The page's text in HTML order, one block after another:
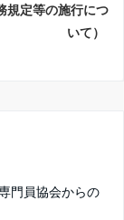
規定等の施行につ
いて）
門員協会からの